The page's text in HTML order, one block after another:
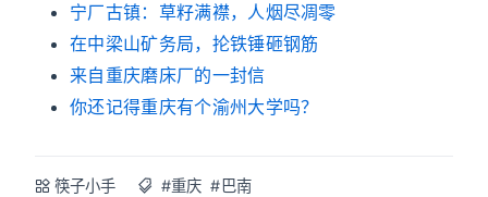
宁厂古镇：草籽满襟，人烟尽凋零
在中梁山矿务局，抡铁锤砸钢筋
来自重庆磨床厂的一封信
你还记得重庆有个渝州大学吗？
筷子小手 #重庆 #巴南